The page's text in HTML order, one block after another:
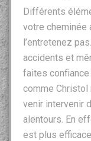
Différents
votre cheminée
l’entretenez
accidents et
faites confiance
comme Christol
venir intervenir
alentours. En
est plus